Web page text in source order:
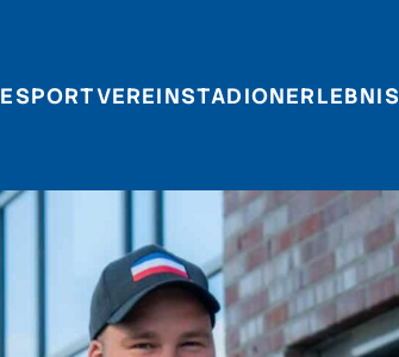
ESPORTVEREINSTADIONERLEBNIS